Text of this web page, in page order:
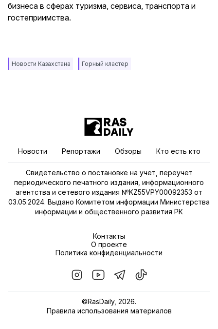
бизнеса в сферах туризма, сервиса, транспорта и
гостеприимства.
Новости Казахстана Горный кластер
Новости Репортажи Обзоры Кто есть кто
Свидетельство о постановке на учет, переучет
периодического печатного издания, информационного
агентства и сетевого издания №KZ55VPY00092353 от
03.05.2024. Выдано Комитетом информации Министерства
информации и общественного развития РК
Контакты
О проекте
Политика конфиденциальности
©RasDaily, 2026.
Правила использования материалов